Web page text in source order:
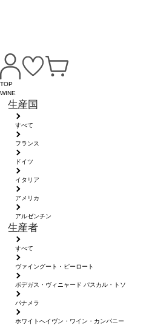
TOP
WINE
生産国
すべて
フランス
ドイツ
イタリア
アメリカ
アルゼンチン
生産者
すべて
ヴァイングート・ピーロート
ボデガス・ヴィニャード パスカル・トソ
パナメラ
ホワイトへイヴン・ワイン・カンパニー